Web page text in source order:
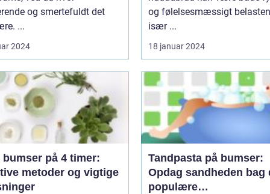
og smertefuldt det
...
2024
og følelsesmæssigt
især ...
18 januar 2024
bumser på 4 timer:
metoder og vigtige
Tandpasta på bumser:
Opdag sandheden bag
populære